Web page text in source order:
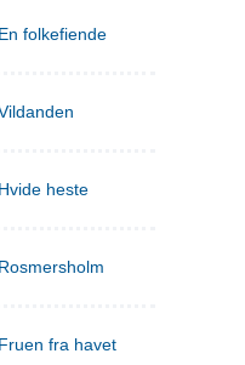
En folkefiende
Hvide heste
Rosmersholm
Fruen fra havet